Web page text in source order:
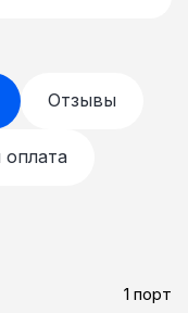
Отзывы
1 порт